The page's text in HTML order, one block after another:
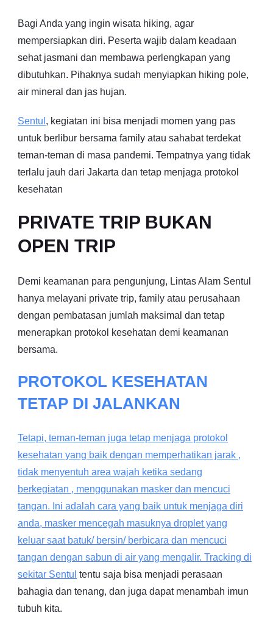
Bagi Anda yang ingin wisata hiking, agar
mempersiapkan diri. Peserta wajib dalam keadaan
sehat jasmani dan membawa perlengkapan yang
dibutuhkan. Pihaknya sudah menyiapkan hiking pole,
air mineral dan jas hujan.
Sentul , kegiatan ini bisa menjadi momen yang pas
untuk berlibur bersama family atau sahabat terdekat
teman-teman di masa pandemi. Tempatnya yang tidak
terlalu jauh dari Jakarta dan tetap menjaga protokol
kesehatan
PRIVATE TRIP BUKAN
OPEN TRIP
Demi keamanan para pengunjung, Lintas Alam Sentul
hanya melayani private trip, family atau perusahaan
dengan pembatasan jumlah maksimal dan tetap
menerapkan protokol kesehatan demi keamanan
bersama.
PROTOKOL KESEHATAN
TETAP DI JALANKAN
Tetapi, teman-teman juga tetap menjaga protokol
kesehatan yang baik dengan memperhatikan jarak ,
tidak menyentuh area wajah ketika sedang
berkegiatan , menggunakan masker dan mencuci
tangan. Ini adalah cara yang baik untuk menjaga diri
anda, masker mencegah masuknya droplet yang
keluar saat batuk/ bersin/ berbicara dan mencuci
tangan dengan sabun di air yang mengalir. Tracking di
sekitar Sentul tentu saja bisa menjadi perasaan
bahagia dan tenang, dan juga dapat menambah imun
tubuh kita.